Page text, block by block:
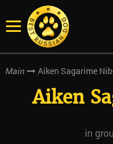
Main Aiken Sagarime
Aiken
in